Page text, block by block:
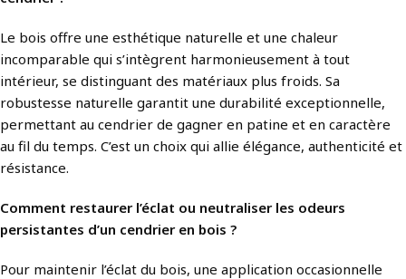
Le bois offre une esthétique naturelle et une chaleur
incomparable qui s’intègrent harmonieusement à tout
intérieur, se distinguant des matériaux plus froids. Sa
robustesse naturelle garantit une durabilité exceptionnelle,
permettant au cendrier de gagner en patine et en caractère
au fil du temps. C’est un choix qui allie élégance, authenticité et
résistance.
Comment restaurer l’éclat ou neutraliser les odeurs
persistantes d’un cendrier en bois ?
Pour maintenir l’éclat du bois, une application occasionnelle